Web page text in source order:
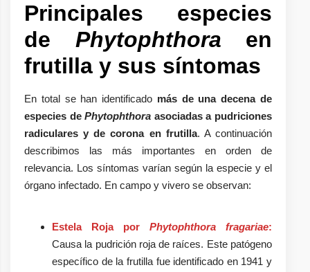
Principales especies
de Phytophthora en
frutilla y sus síntomas
En total se han identificado más de una decena de
especies dePhytophthora asociadas a pudriciones
radiculares y de corona en frutilla. A continuación
describimos las más importantes en orden de
relevancia. Los síntomas varían según la especie y el
órgano infectado. En campo y vivero se observan:
Estela Roja por Phytophthora fragariae:
Causa la pudrición roja de raíces. Este patógeno
específico de la frutilla fue identificado en 1941 y